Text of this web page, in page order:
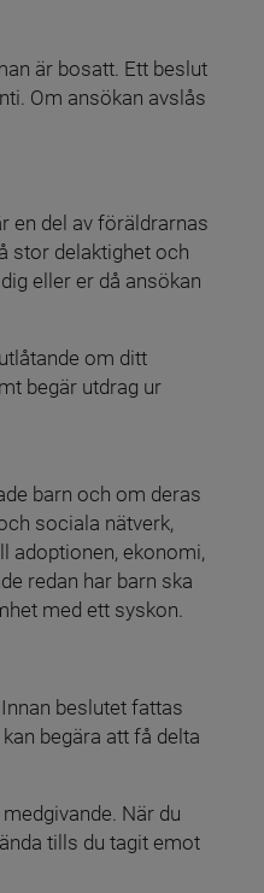
är bosatt. Ett beslut
Om ansökan avslås
en del av föräldrarnas
stor delaktighet och
eller er då ansökan
om ditt
begär utdrag ur
barn och om deras
sociala nätverk,
adoptionen, ekonomi,
redan har barn ska
med ett syskon.
beslutet fattas
begära att få delta
När du
tills du tagit emot